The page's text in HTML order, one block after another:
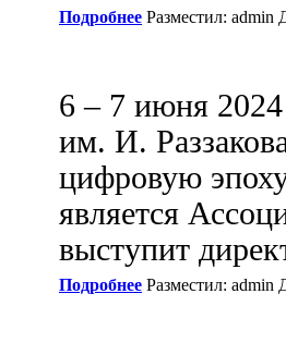
Подробнее Разместил: admin
6 – 7 июня 2024
им. И.
цифровую
является
выступит
Подробнее Разместил: admin